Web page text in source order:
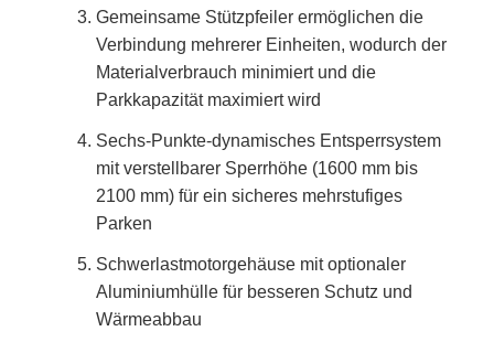
Gemeinsame Stützpfeiler ermöglichen die
Verbindung mehrerer Einheiten, wodurch der
Materialverbrauch minimiert und die
Parkkapazität maximiert wird
Sechs-Punkte-dynamisches Entsperrsystem
mit verstellbarer Sperrhöhe (1600 mm bis
2100 mm) für ein sicheres mehrstufiges
Parken
Schwerlastmotorgehäuse mit optionaler
Aluminiumhülle für besseren Schutz und
Wärmeabbau